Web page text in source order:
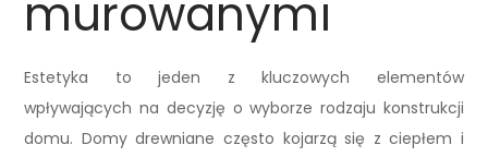
murowanymi
Estetyka to jeden z kluczowych elementów
wpływających na decyzję o wyborze rodzaju konstrukcji
domu. Domy drewniane często kojarzą się z ciepłem i